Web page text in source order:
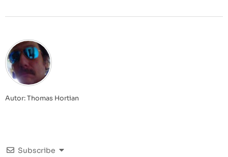
Autor: Thomas Hortian
Subscribe